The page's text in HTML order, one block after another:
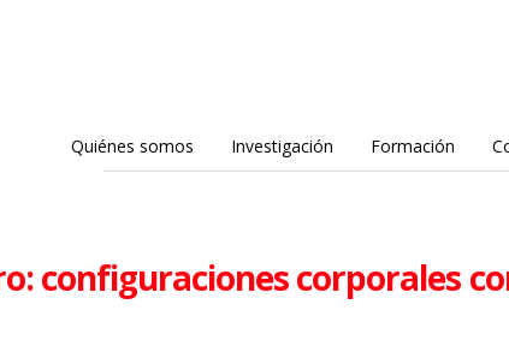
Quiénes somos Investigación Formación
configuraciones corporales